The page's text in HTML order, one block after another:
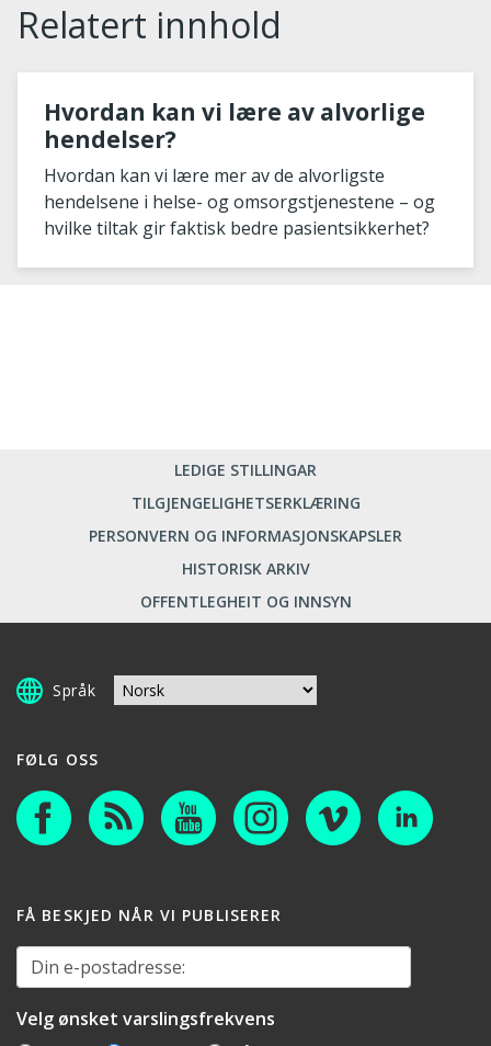
Relatert innhold
Hvordan kan vi lære av alvorlige
hendelser?
Hvordan kan vi lære mer av de alvorligste
hendelsene i helse- og omsorgstjenestene – og
hvilke tiltak gir faktisk bedre pasientsikkerhet?
LEDIGE STILLINGAR
TILGJENGELIGHETSERKLÆRING
PERSONVERN OG INFORMASJONSKAPSLER
HISTORISK ARKIV
OFFENTLEGHEIT OG INNSYN
Språk
FØLG OSS
FÅ BESKJED NÅR VI PUBLISERER
Din e-postadresse:
Velg ønsket varslingsfrekvens